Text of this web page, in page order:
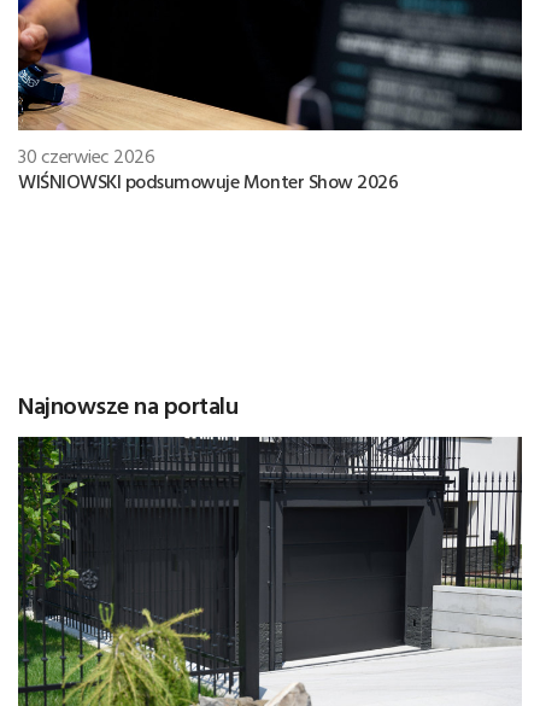
30 czerwiec 2026
WIŚNIOWSKI podsumowuje Monter Show 2026
Najnowsze na portalu